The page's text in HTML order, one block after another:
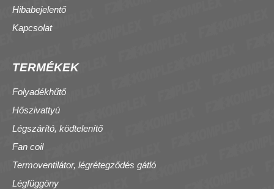
Hibabejelentő
Kapcsolat
TERMÉKEK
Folyadékhűtő
Hőszivattyú
Légszárító, ködtelenítő
Fan coil
Termoventilátor, légrétegződés gátló
Légfüggöny